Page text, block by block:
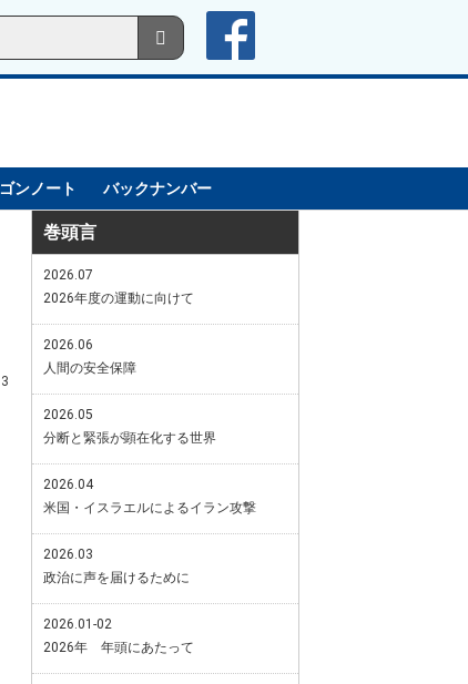
ンノート バックナンバー
巻頭言
2026.07
2026年度の運動に向けて
2026.06
人間の安全保障
2026.05
分断と緊張が顕在化する世界
2026.04
米国・イスラエルによるイラン攻撃
2026.03
政治に声を届けるために
2026.01-02
2026年 年頭にあたって